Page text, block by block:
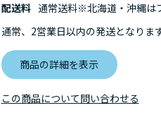
配送料 通常送料※北海道・沖縄は
通常、2営業日以内の発送となりま
商品の詳細を表示
この商品について問い合わせる